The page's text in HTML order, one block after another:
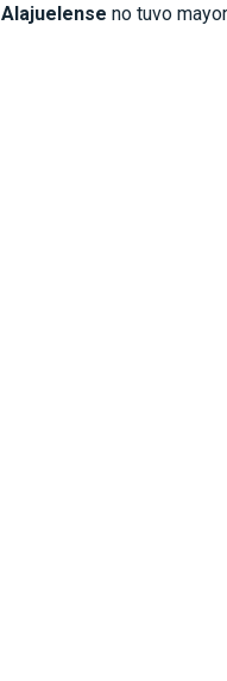
Alajuelense no tuvo